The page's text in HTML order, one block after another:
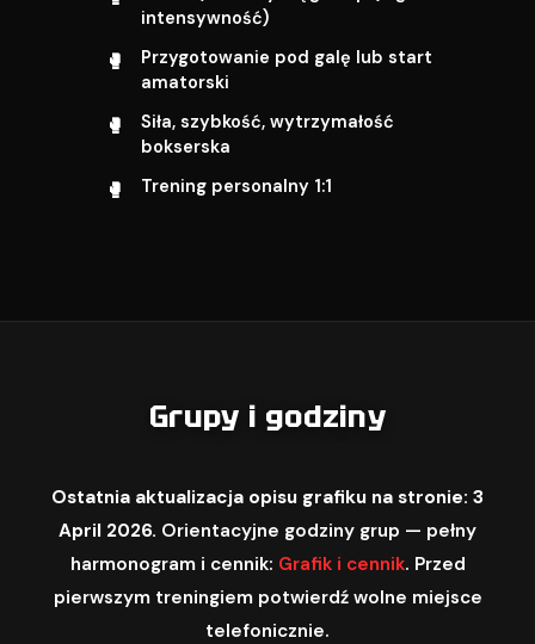
intensywność)
Przygotowanie pod galę lub start
amatorski
Siła, szybkość, wytrzymałość
bokserska
Trening personalny 1:1
Grupy i godziny
Ostatnia aktualizacja opisu grafiku na stronie: 3
April 2026. Orientacyjne godziny grup — pełny
harmonogram i cennik: Grafik i cennik. Przed
pierwszym treningiem potwierdź wolne miejsce
telefonicznie.